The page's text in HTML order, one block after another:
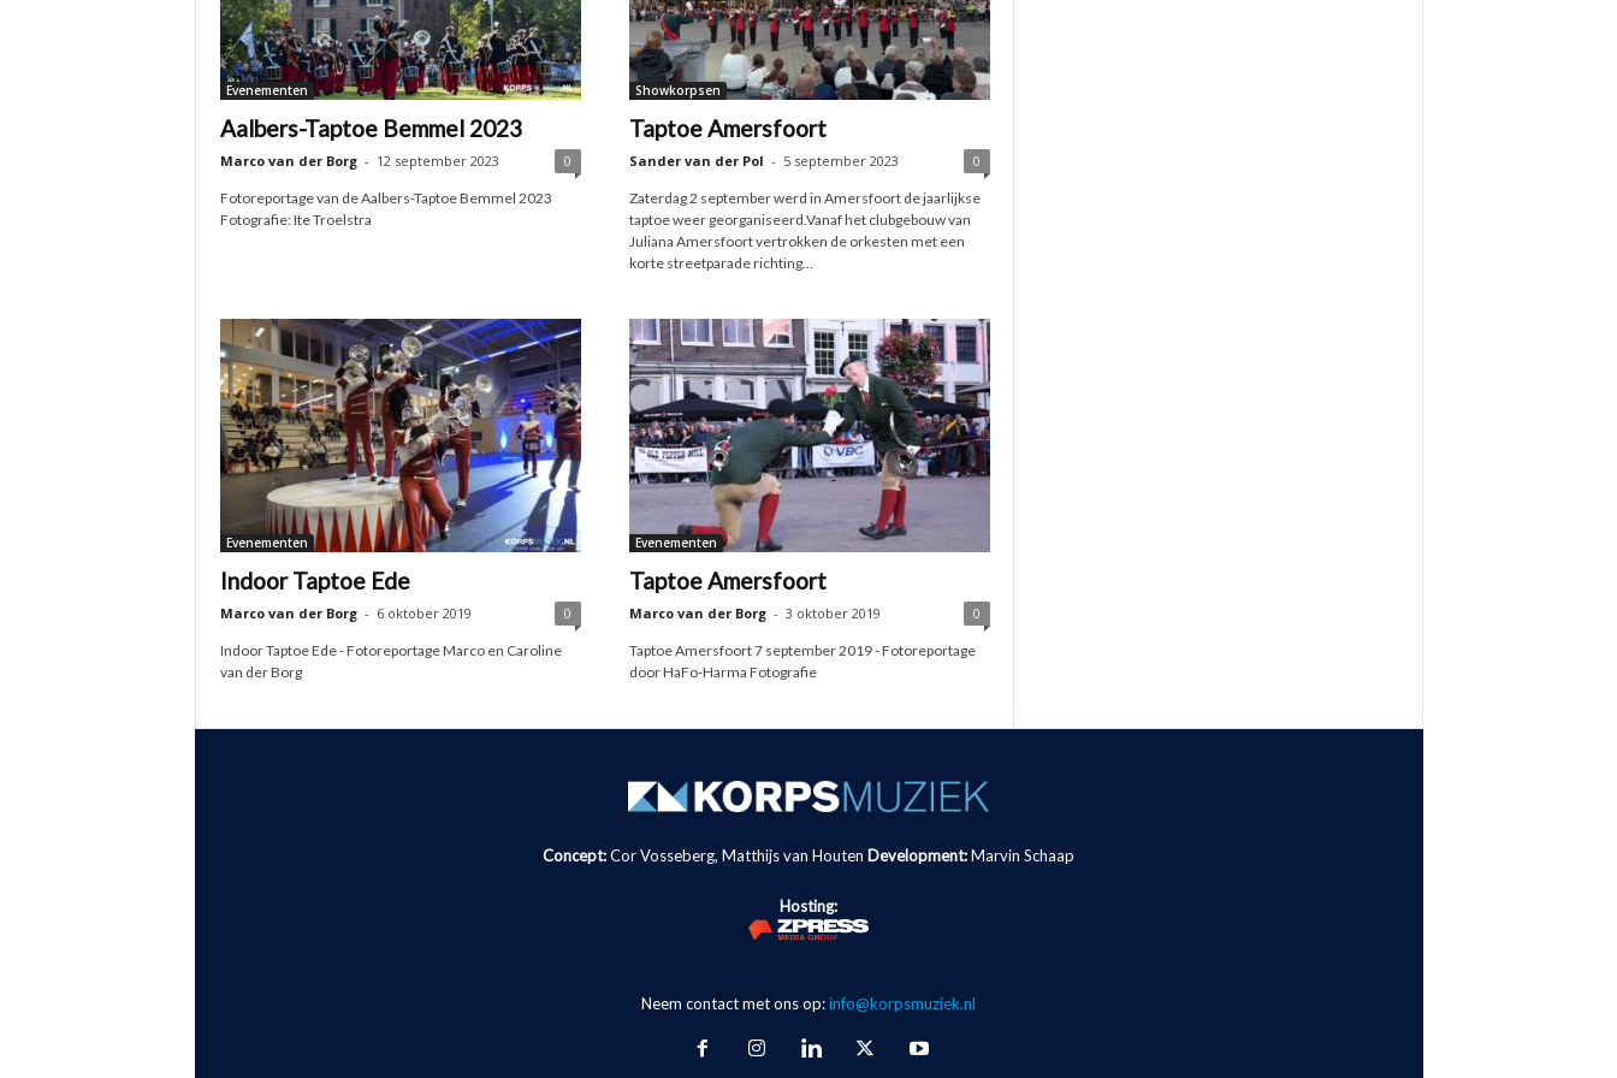
Evenementen
Aalbers-Taptoe Bemmel 2023
Marco van der Borg - 12 september 2023 0
Fotoreportage van de Aalbers-Taptoe Bemmel 2023
Fotografie: Ite Troelstra
Showkorpsen
Taptoe Amersfoort
Sander van der Pol - 5 september 2023 0
Zaterdag 2 september werd in Amersfoort de jaarlijkse
taptoe weer georganiseerd.Vanaf het clubgebouw van
Juliana Amersfoort vertrokken de orkesten met een
korte streetparade richting...
Evenementen
Indoor Taptoe Ede
Marco van der Borg - 6 oktober 2019 0
Indoor Taptoe Ede - Fotoreportage Marco en Caroline
van der Borg
Evenementen
Taptoe Amersfoort
Marco van der Borg - 3 oktober 2019 0
Taptoe Amersfoort 7 september 2019 - Fotoreportage
door HaFo-Harma Fotografie
Concept:Cor Vosseberg, Matthijs van Houten Development:Marvin Schaap
Hosting:
Neem contact met ons op:info@korpsmuziek.nl